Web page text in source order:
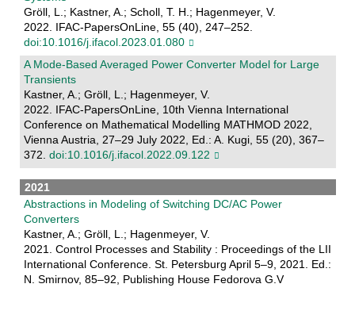
Gröll, L.; Kastner, A.; Scholl, T. H.; Hagenmeyer, V.
2022. IFAC-PapersOnLine, 55 (40), 247–252.
doi:10.1016/j.ifacol.2023.01.080
A Mode-Based Averaged Power Converter Model for Large
Transients
Kastner, A.; Gröll, L.; Hagenmeyer, V.
2022. IFAC-PapersOnLine, 10th Vienna International
Conference on Mathematical Modelling MATHMOD 2022,
Vienna Austria, 27–29 July 2022, Ed.: A. Kugi, 55 (20), 367–
372. doi:10.1016/j.ifacol.2022.09.122
2021
Abstractions in Modeling of Switching DC/AC Power
Converters
Kastner, A.; Gröll, L.; Hagenmeyer, V.
2021. Control Processes and Stability : Proceedings of the LII
International Conference. St. Petersburg April 5–9, 2021. Ed.:
N. Smirnov, 85–92, Publishing House Fedorova G.V